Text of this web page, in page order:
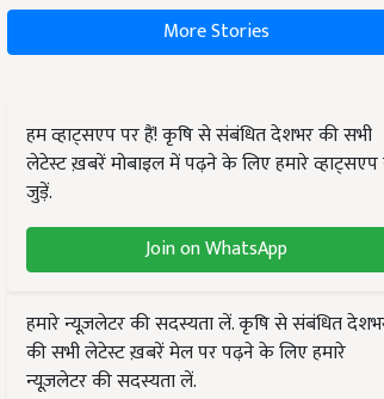
More Stories
हम व्हाट्सएप पर हैं! कृषि से संबंधित देशभर की सभी
लेटेस्ट ख़बरें मोबाइल में पढ़ने के लिए हमारे
जुड़ें.
Join on WhatsApp
हमारे न्यूज़लेटर की सदस्यता लें. कृषि से संबंधित
की सभी लेटेस्ट ख़बरें मेल पर पढ़ने के लिए हमारे
न्यूज़लेटर की सदस्यता लें.